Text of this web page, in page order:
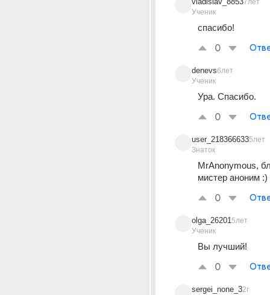
Ученик
7лет
спасибо!
0
denevs
Ученик
6лет
Ура. Спасибо.
0
user_218366633
Знаток
5лет
MrAnonymous,
мистер аноним :)
0
olga_26201
Ученик
5лет
Вы лучший!
0
sergei_none_32г